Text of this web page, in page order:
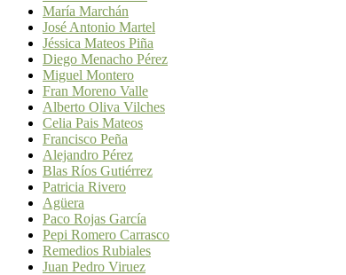
María Marchán
José Antonio Martel
Jéssica Mateos Piña
Diego Menacho Pérez
Miguel Montero
Fran Moreno Valle
Alberto Oliva Vilches
Celia Pais Mateos
Francisco Peña
Alejandro Pérez
Blas Ríos Gutiérrez
Patricia Rivero
Agüera
Paco Rojas García
Pepi Romero Carrasco
Remedios Rubiales
Juan Pedro Viruez